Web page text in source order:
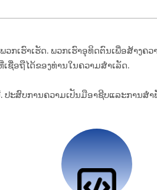
ກເຮົາເຮັດ. ພວກເຮົາອຸທິດຕົນເພື່ອສ້າງ
ຊື່ອຖືໄດ້ຂອງທ່ານໃນຄວາມສໍາເລັດ.
ປະສົບການຄວາມເປັນມືອາຊີບແລະການ